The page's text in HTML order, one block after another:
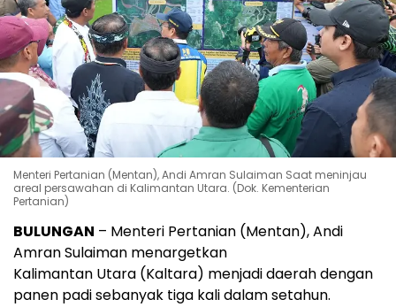
Menteri Pertanian (Mentan), Andi Amran Sulaiman Saat meninjau
areal persawahan di Kalimantan Utara. (Dok. Kementerian
Pertanian)
BULUNGAN – Menteri Pertanian (Mentan), Andi
Amran Sulaiman menargetkan
Kalimantan Utara (Kaltara) menjadi daerah dengan
panen padi sebanyak tiga kali dalam setahun.